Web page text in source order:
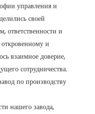
управления и
своей
ответственности и
откровенному и
взаимное доверие,
сотрудничества.
нашего завода,